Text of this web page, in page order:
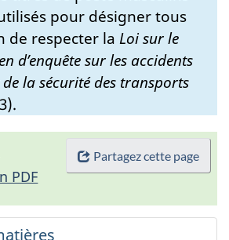
pour désigner tous
de respecter la Loi sur le
d’enquête sur les accidents
la sécurité des transports
Partagez cette page
PDF